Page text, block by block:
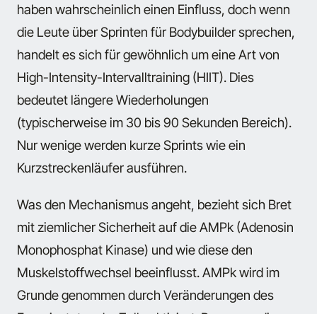
haben wahrscheinlich einen Einfluss, doch wenn
die Leute über Sprinten für Bodybuilder sprechen,
handelt es sich für gewöhnlich um eine Art von
High-Intensity-Intervalltraining (HIIT). Dies
bedeutet längere Wiederholungen
(typischerweise im 30 bis 90 Sekunden Bereich).
Nur wenige werden kurze Sprints wie ein
Kurzstreckenläufer ausführen.
Was den Mechanismus angeht, bezieht sich Bret
mit ziemlicher Sicherheit auf die AMPk (Adenosin
Monophosphat Kinase) und wie diese den
Muskelstoffwechsel beeinflusst. AMPk wird im
Grunde genommen durch Veränderungen des